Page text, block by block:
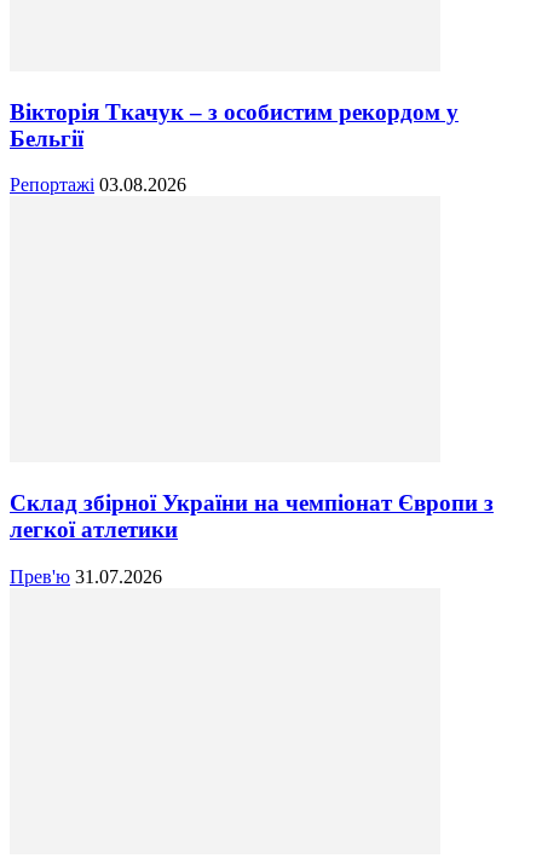
Вікторія Ткачук – з особистим рекордом у
Бельгії
Репортажі 03.08.2026
Склад збірної України на чемпіонат Європи з
легкої атлетики
Прев'ю 31.07.2026